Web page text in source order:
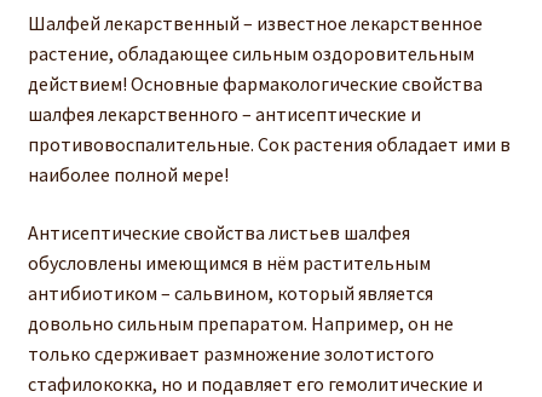
Шалфей лекарственный – известное лекарственное
растение, обладающее сильным оздоровительным
действием! Основные фармакологические свойства
шалфея лекарственного – антисептические и
противовоспалительные. Сок растения обладает ими в
наиболее полной мере!
Антисептические свойства листьев шалфея
обусловлены имеющимся в нём растительным
антибиотиком – сальвином, который является
довольно сильным препаратом. Например, он не
только сдерживает размножение золотистого
стафилококка, но и подавляет его гемолитические и